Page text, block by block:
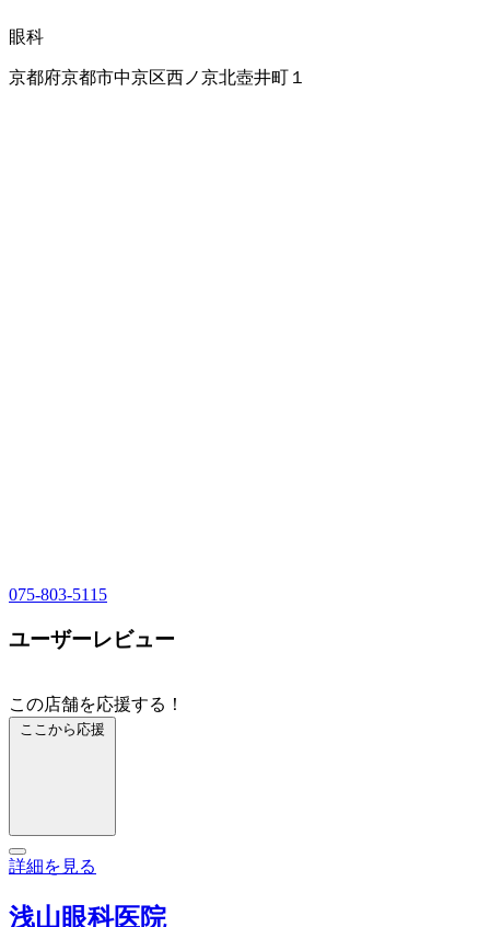
眼科
京都府京都市中京区西ノ京北壺井町１
075-803-5115
ユーザーレビュー
この店舗を応援する！
ここから応援
詳細を見る
浅山眼科医院